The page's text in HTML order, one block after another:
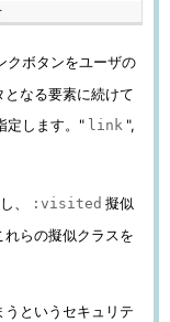
クボタンをユーザの
なる要素に続けて
定します。" link ",
、 :visited 擬似
らの擬似クラスを
というセキュリテ